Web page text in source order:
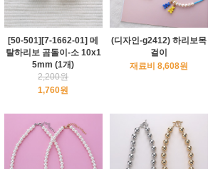
[50-501][7-1662-01] 메
탈하리보 곰돌이-소 10x1
5mm (1개)
2,200원
1,760원
(디자인-g2412) 하리보목
걸이
재료비 8,608원